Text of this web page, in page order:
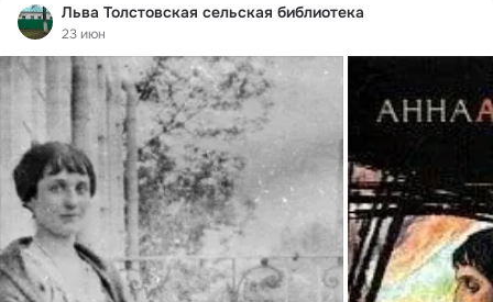
Льва Толстовская сельская библиотека
23 июн